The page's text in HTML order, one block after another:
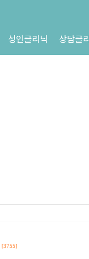
성인클리닉 상담클
[3755]